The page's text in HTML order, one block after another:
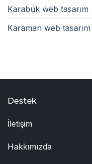
Karabük web tasarım
Karaman web tasarım
Destek
İletişim
Hakkımızda